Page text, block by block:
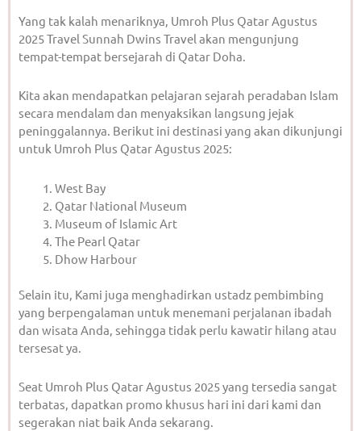
Yang tak kalah menariknya, Umroh Plus Qatar Agustus
2025 Travel Sunnah Dwins Travel akan mengunjung
tempat-tempat bersejarah di Qatar Doha.
Kita akan mendapatkan pelajaran sejarah peradaban Islam
secara mendalam dan menyaksikan langsung jejak
peninggalannya. Berikut ini destinasi yang akan dikunjungi
untuk Umroh Plus Qatar Agustus 2025:
West Bay
Qatar National Museum
Museum of Islamic Art
The Pearl Qatar
Dhow Harbour
Selain itu, Kami juga menghadirkan ustadz pembimbing
yang berpengalaman untuk menemani perjalanan ibadah
dan wisata Anda, sehingga tidak perlu kawatir hilang atau
tersesat ya.
Seat Umroh Plus Qatar Agustus 2025 yang tersedia sangat
terbatas, dapatkan promo khusus hari ini dari kami dan
segerakan niat baik Anda sekarang.